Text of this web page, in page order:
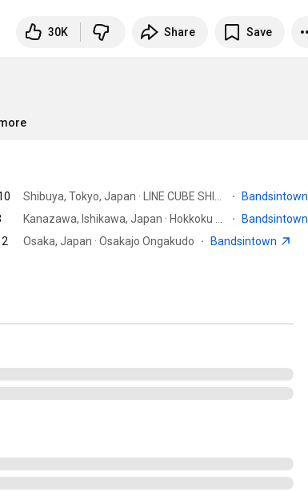
30K Share Save
·
Bandsintown
·
Bandsintown
Osaka, Japan · Osakajo Ongakudo · Bandsintown